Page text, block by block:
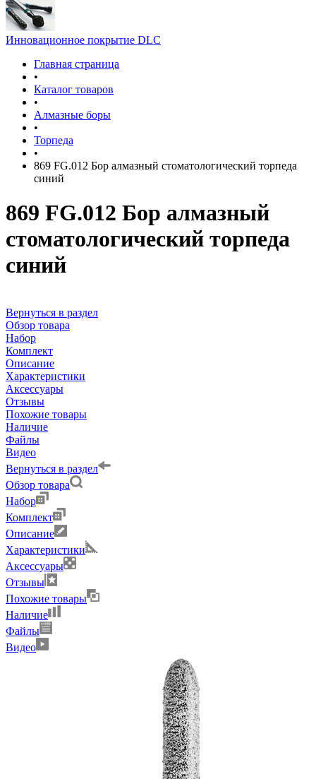
Инновационное покрытие DLC
Главная страница
•
Каталог товаров
•
Алмазные боры
•
Торпеда
•
869 FG.012 Бор алмазный стоматологический торпеда
синий
869 FG.012 Бор алмазный
стоматологический торпеда
синий
Вернуться в раздел
Обзор товара
Набор
Комплект
Описание
Характеристики
Аксессуары
Отзывы
Похожие товары
Наличие
Файлы
Видео
Вернуться в раздел
Обзор товара
Набор
Комплект
Описание
Характеристики
Аксессуары
Отзывы
Похожие товары
Наличие
Файлы
Видео